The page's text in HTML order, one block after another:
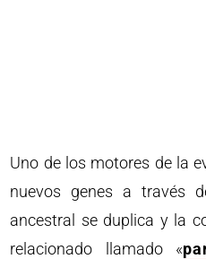
Uno de los motores de la
nuevos genes a través
ancestral se duplica y la
relacionado llamado «